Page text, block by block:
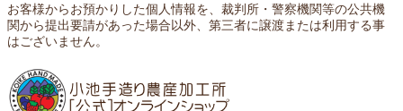
お客様からお預かりした個人情報を、裁判所・警察機関等の公共機
関から提出要請があった場合以外、第三者に譲渡または利用する事
はございません。